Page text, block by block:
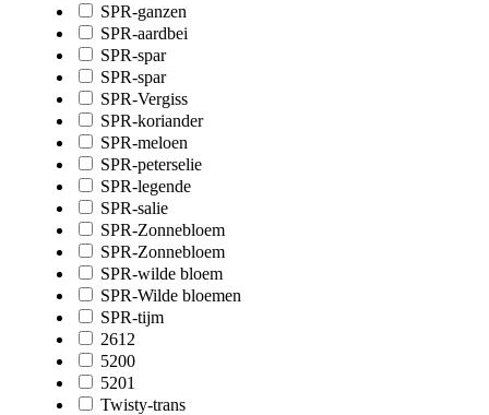
SPR-ganzen
SPR-aardbei
SPR-spar
SPR-spar
SPR-Vergiss
SPR-koriander
SPR-meloen
SPR-peterselie
SPR-legende
SPR-salie
SPR-Zonnebloem
SPR-Zonnebloem
SPR-wilde bloem
SPR-Wilde bloemen
SPR-tijm
2612
5200
5201
Twisty-trans